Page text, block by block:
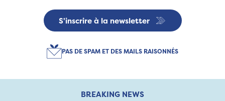
S'inscrire à la newsletter
PAS DE SPAM ET DES MAILS RAISONNÉS
BREAKING NEWS